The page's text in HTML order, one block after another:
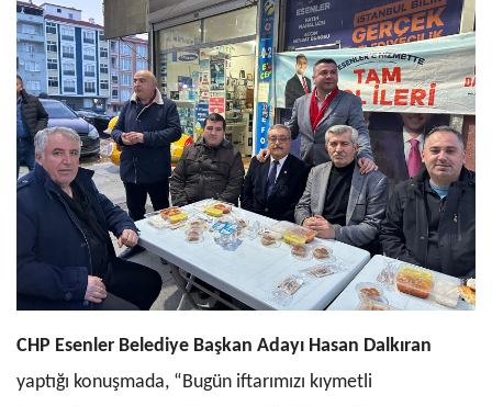
CHP Esenler Belediye Başkan Adayı Hasan Dalkıran
yaptığı konuşmada, “ Bugün iftarımızı kıymetli